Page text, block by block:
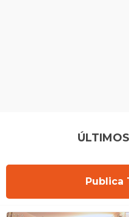
Publica